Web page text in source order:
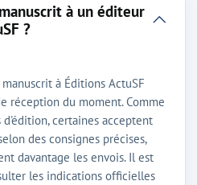
à un éditeur
?
à Éditions ActuSF
réception du moment. Comme
certaines acceptent
des consignes précises,
davantage les envois. Il est
les indications officielles